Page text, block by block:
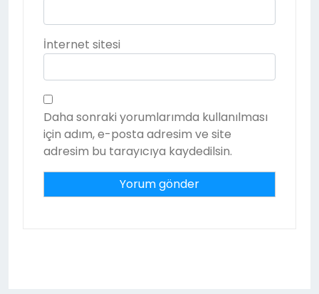
İnternet sitesi
Daha sonraki yorumlarımda kullanılması
için adım, e-posta adresim ve site
adresim bu tarayıcıya kaydedilsin.